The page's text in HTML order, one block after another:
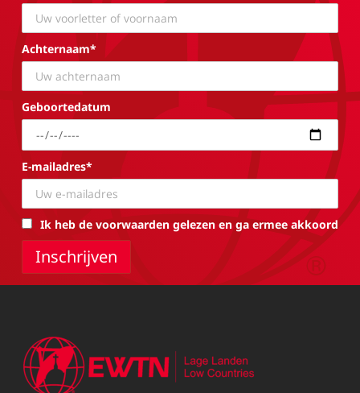
Achternaam*
Geboortedatum
E-mailadres*
Ik heb de voorwaarden gelezen en ga ermee akkoord